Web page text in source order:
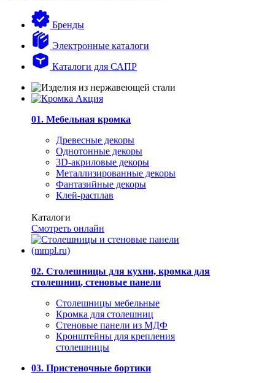
Бренды
Электронные каталоги
Каталоги для САПР
01. Мебельная кромка
Древесные декоры
Однотонные декоры
3D-акриловые декоры
Металлизированные декоры
Фантазийные декоры
Клей-расплав
Каталоги
Смотреть онлайн
02. Столешницы для кухни, кромка для
столешниц, стеновые панели
Столешницы мебельные
Кромка для столешниц
Стеновые панели из МДФ
Кронштейны для крепления
столешницы
03. Пристеночные бортики